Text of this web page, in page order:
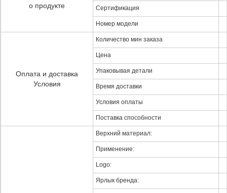
о продукте
Сертификация
Номер модели
Оплата и доставка
Условия
Количество мин заказа
Цена
Упаковывая детали
Время доставки
Условия оплаты
Поставка способности
Верхний материал:
Применение:
Logo:
Ярлык бренда: